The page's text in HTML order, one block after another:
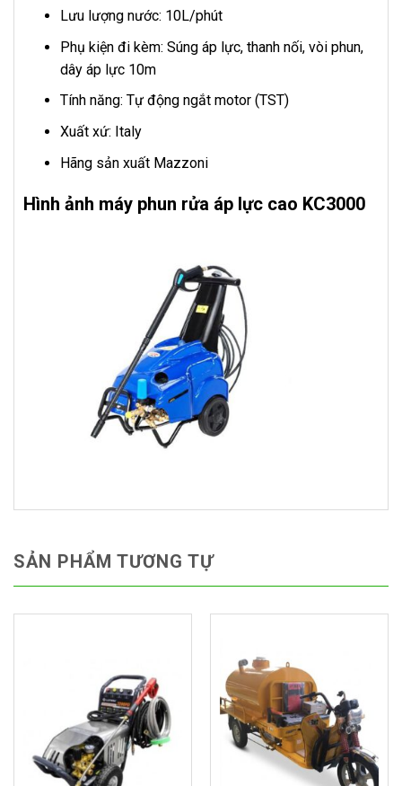
Lưu lượng nước: 10L/phút
Phụ kiện đi kèm: Súng áp lực, thanh nối, vòi phun,
dây áp lực 10m
Tính năng: Tự động ngắt motor (TST)
Xuất xứ: Italy
Hãng sản xuất Mazzoni
Hình ảnh máy phun rửa áp lực cao KC3000
SẢN PHẨM TƯƠNG TỰ